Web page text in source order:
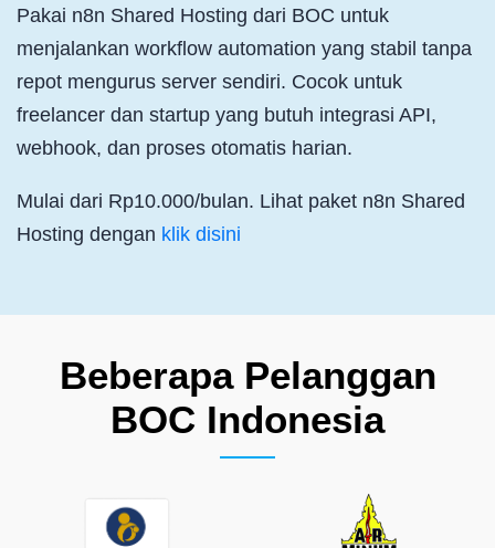
Pakai n8n Shared Hosting dari BOC untuk
menjalankan workflow automation yang stabil tanpa
repot mengurus server sendiri. Cocok untuk
freelancer dan startup yang butuh integrasi API,
webhook, dan proses otomatis harian.
Mulai dari Rp10.000/bulan. Lihat paket n8n Shared
Hosting dengan klik disini
Beberapa Pelanggan
BOC Indonesia